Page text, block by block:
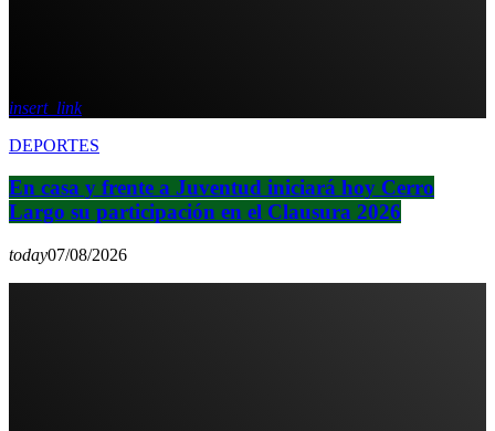
insert_link
DEPORTES
En casa y frente a Juventud iniciará hoy Cerro
Largo su participación en el Clausura 2026
today07/08/2026